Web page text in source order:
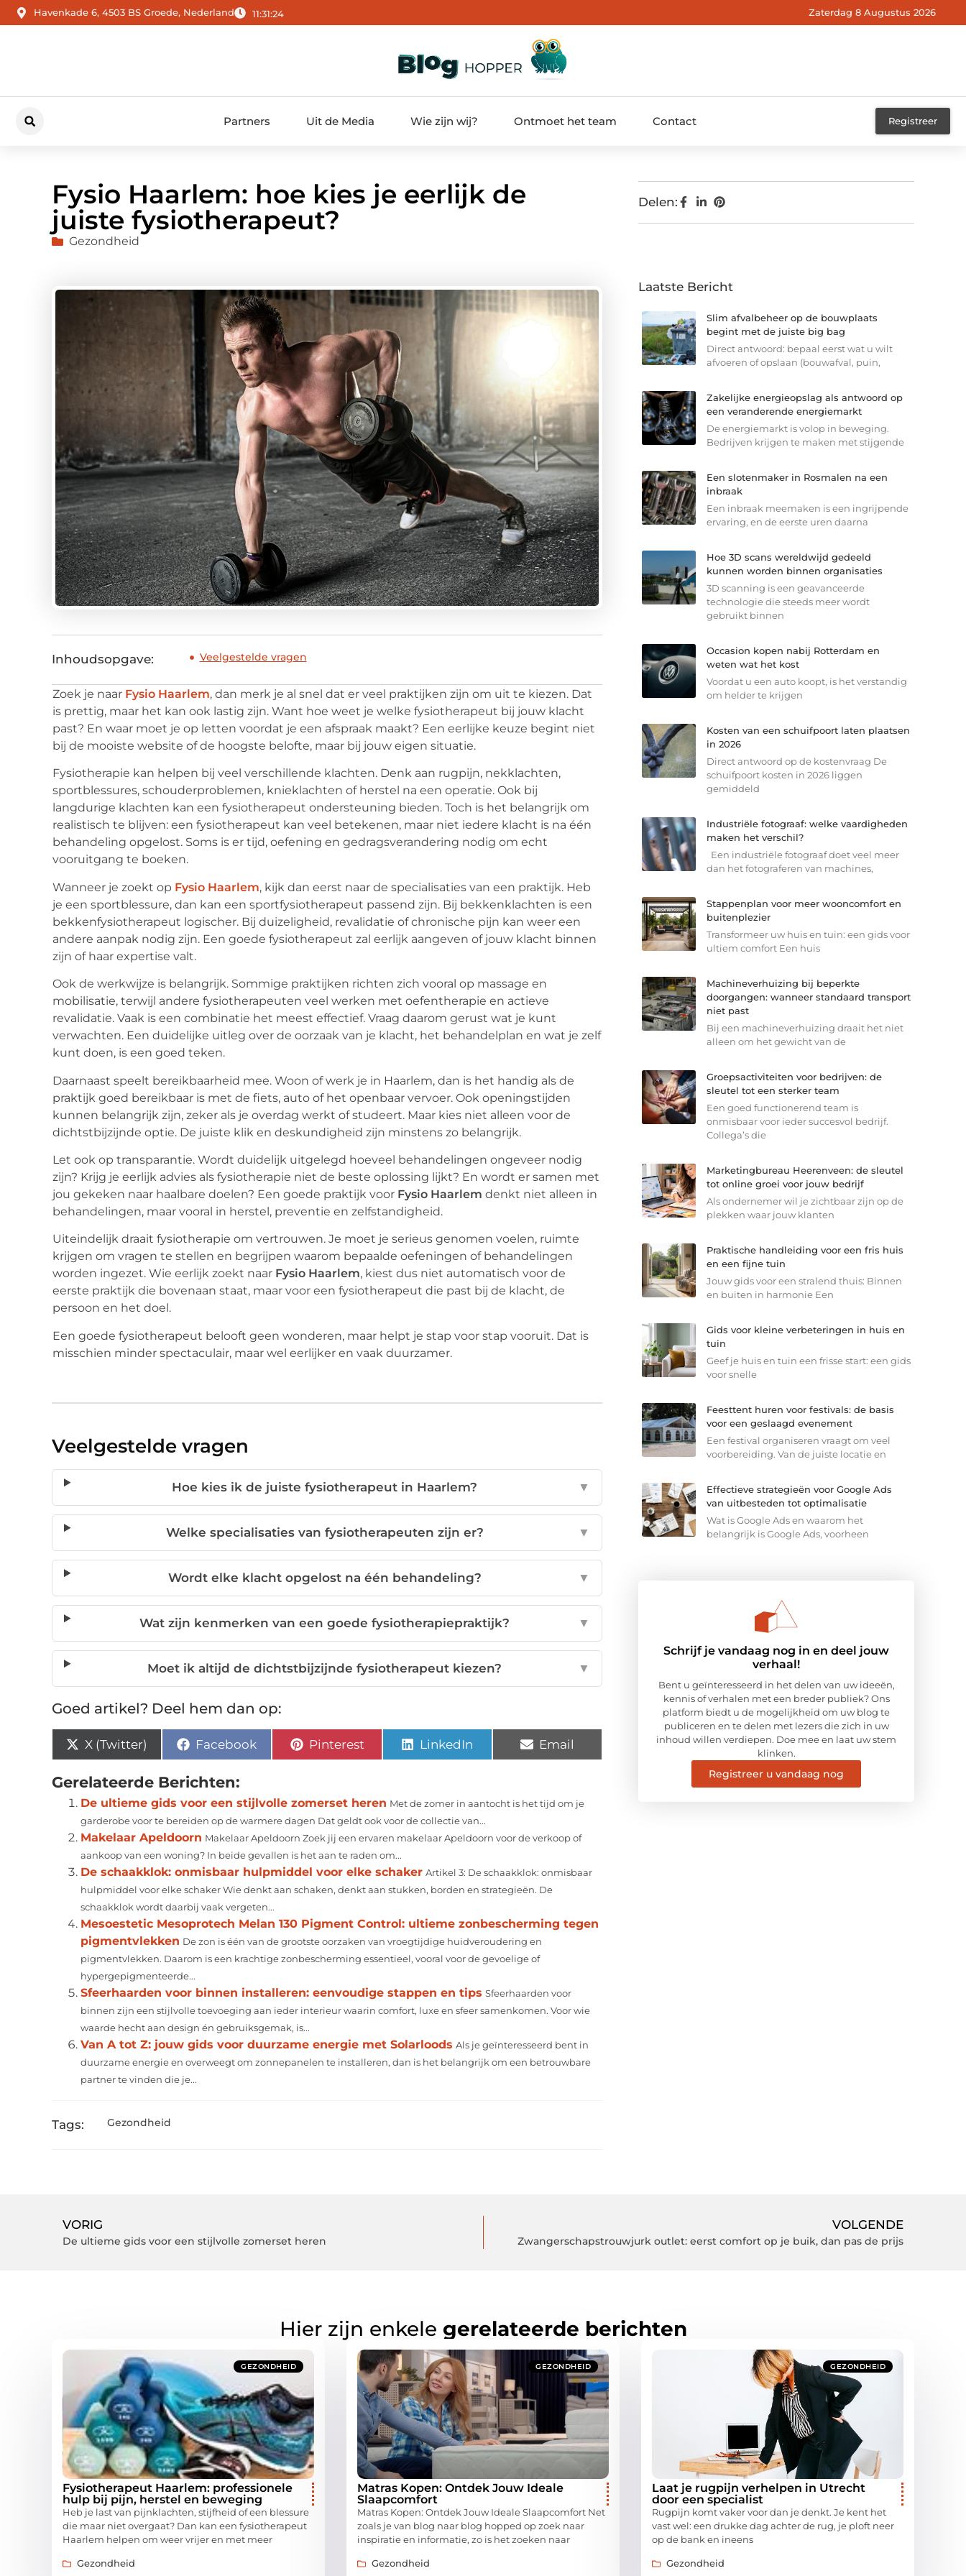
Havenkade 6, 4503 BS Groede, Nederland 11:31:25 Zaterdag 8 Augustus 2026
Partners Uit de Media Wie zijn wij? Ontmoet het team Contact Registreer
Fysio Haarlem: hoe kies je eerlijk de
juiste fysiotherapeut?
Gezondheid
Inhoudsopgave: Veelgestelde vragen
Zoek je naar Fysio Haarlem, dan merk je al snel dat er veel praktijken zijn om uit te kiezen. Dat
is prettig, maar het kan ook lastig zijn. Want hoe weet je welke fysiotherapeut bij jouw klacht
past? En waar moet je op letten voordat je een afspraak maakt? Een eerlijke keuze begint niet
bij de mooiste website of de hoogste belofte, maar bij jouw eigen situatie.
Fysiotherapie kan helpen bij veel verschillende klachten. Denk aan rugpijn, nekklachten,
sportblessures, schouderproblemen, knieklachten of herstel na een operatie. Ook bij
langdurige klachten kan een fysiotherapeut ondersteuning bieden. Toch is het belangrijk om
realistisch te blijven: een fysiotherapeut kan veel betekenen, maar niet iedere klacht is na één
behandeling opgelost. Soms is er tijd, oefening en gedragsverandering nodig om echt
vooruitgang te boeken.
Wanneer je zoekt op Fysio Haarlem, kijk dan eerst naar de specialisaties van een praktijk. Heb
je een sportblessure, dan kan een sportfysiotherapeut passend zijn. Bij bekkenklachten is een
bekkenfysiotherapeut logischer. Bij duizeligheid, revalidatie of chronische pijn kan weer een
andere aanpak nodig zijn. Een goede fysiotherapeut zal eerlijk aangeven of jouw klacht binnen
zijn of haar expertise valt.
Ook de werkwijze is belangrijk. Sommige praktijken richten zich vooral op massage en
mobilisatie, terwijl andere fysiotherapeuten veel werken met oefentherapie en actieve
revalidatie. Vaak is een combinatie het meest effectief. Vraag daarom gerust wat je kunt
verwachten. Een duidelijke uitleg over de oorzaak van je klacht, het behandelplan en wat je zelf
kunt doen, is een goed teken.
Daarnaast speelt bereikbaarheid mee. Woon of werk je in Haarlem, dan is het handig als de
praktijk goed bereikbaar is met de fiets, auto of het openbaar vervoer. Ook openingstijden
kunnen belangrijk zijn, zeker als je overdag werkt of studeert. Maar kies niet alleen voor de
dichtstbijzijnde optie. De juiste klik en deskundigheid zijn minstens zo belangrijk.
Let ook op transparantie. Wordt duidelijk uitgelegd hoeveel behandelingen ongeveer nodig
zijn? Krijg je eerlijk advies als fysiotherapie niet de beste oplossing lijkt? En wordt er samen met
jou gekeken naar haalbare doelen? Een goede praktijk voor Fysio Haarlem denkt niet alleen in
behandelingen, maar vooral in herstel, preventie en zelfstandigheid.
Uiteindelijk draait fysiotherapie om vertrouwen. Je moet je serieus genomen voelen, ruimte
krijgen om vragen te stellen en begrijpen waarom bepaalde oefeningen of behandelingen
worden ingezet. Wie eerlijk zoekt naar Fysio Haarlem, kiest dus niet automatisch voor de
eerste praktijk die bovenaan staat, maar voor een fysiotherapeut die past bij de klacht, de
persoon en het doel.
Een goede fysiotherapeut belooft geen wonderen, maar helpt je stap voor stap vooruit. Dat is
misschien minder spectaculair, maar wel eerlijker en vaak duurzamer.
Veelgestelde vragen
Hoe kies ik de juiste fysiotherapeut in Haarlem? ▼
Welke specialisaties van fysiotherapeuten zijn er? ▼
Wordt elke klacht opgelost na één behandeling? ▼
Wat zijn kenmerken van een goede fysiotherapiepraktijk? ▼
Moet ik altijd de dichtstbijzijnde fysiotherapeut kiezen? ▼
Goed artikel? Deel hem dan op:
X (Twitter) Facebook Pinterest LinkedIn Email
Gerelateerde Berichten:
De ultieme gids voor een stijlvolle zomerset heren Met de zomer in aantocht is het tijd om je
garderobe voor te bereiden op de warmere dagen Dat geldt ook voor de collectie van...
Makelaar Apeldoorn Makelaar Apeldoorn Zoek jij een ervaren makelaar Apeldoorn voor de verkoop of
aankoop van een woning? In beide gevallen is het aan te raden om...
De schaakklok: onmisbaar hulpmiddel voor elke schaker Artikel 3: De schaakklok: onmisbaar
hulpmiddel voor elke schaker Wie denkt aan schaken, denkt aan stukken, borden en strategieën. De
schaakklok wordt daarbij vaak vergeten...
Mesoestetic Mesoprotech Melan 130 Pigment Control: ultieme zonbescherming tegen
pigmentvlekken De zon is één van de grootste oorzaken van vroegtijdige huidveroudering en
pigmentvlekken. Daarom is een krachtige zonbescherming essentieel, vooral voor de gevoelige of
hypergepigmenteerde...
Sfeerhaarden voor binnen installeren: eenvoudige stappen en tips Sfeerhaarden voor
binnen zijn een stijlvolle toevoeging aan ieder interieur waarin comfort, luxe en sfeer samenkomen. Voor wie
waarde hecht aan design én gebruiksgemak, is...
Van A tot Z: jouw gids voor duurzame energie met Solarloods Als je geïnteresseerd bent in
duurzame energie en overweegt om zonnepanelen te installeren, dan is het belangrijk om een betrouwbare
partner te vinden die je...
Tags: Gezondheid
Delen:
Laatste Bericht
Slim afvalbeheer op de bouwplaats
begint met de juiste big bag
Direct antwoord: bepaal eerst wat u wilt
afvoeren of opslaan (bouwafval, puin,
Zakelijke energieopslag als antwoord op
een veranderende energiemarkt
De energiemarkt is volop in beweging.
Bedrijven krijgen te maken met stijgende
Een slotenmaker in Rosmalen na een
inbraak
Een inbraak meemaken is een ingrijpende
ervaring, en de eerste uren daarna
Hoe 3D scans wereldwijd gedeeld
kunnen worden binnen organisaties
3D scanning is een geavanceerde
technologie die steeds meer wordt
gebruikt binnen
Occasion kopen nabij Rotterdam en
weten wat het kost
Voordat u een auto koopt, is het verstandig
om helder te krijgen
Kosten van een schuifpoort laten plaatsen
in 2026
Direct antwoord op de kostenvraag De
schuifpoort kosten in 2026 liggen
gemiddeld
Industriële fotograaf: welke vaardigheden
maken het verschil?
Een industriële fotograaf doet veel meer
dan het fotograferen van machines,
Stappenplan voor meer wooncomfort en
buitenplezier
Transformeer uw huis en tuin: een gids voor
ultiem comfort Een huis
Machineverhuizing bij beperkte
doorgangen: wanneer standaard transport
niet past
Bij een machineverhuizing draait het niet
alleen om het gewicht van de
Groepsactiviteiten voor bedrijven: de
sleutel tot een sterker team
Een goed functionerend team is
onmisbaar voor ieder succesvol bedrijf.
Collega’s die
Marketingbureau Heerenveen: de sleutel
tot online groei voor jouw bedrijf
Als ondernemer wil je zichtbaar zijn op de
plekken waar jouw klanten
Praktische handleiding voor een fris huis
en een fijne tuin
Jouw gids voor een stralend thuis: Binnen
en buiten in harmonie Een
Gids voor kleine verbeteringen in huis en
tuin
Geef je huis en tuin een frisse start: een gids
voor snelle
Feesttent huren voor festivals: de basis
voor een geslaagd evenement
Een festival organiseren vraagt om veel
voorbereiding. Van de juiste locatie en
Effectieve strategieën voor Google Ads
van uitbesteden tot optimalisatie
Wat is Google Ads en waarom het
belangrijk is Google Ads, voorheen
Schrijf je vandaag nog in en deel jouw
verhaal!
Bent u geïnteresseerd in het delen van uw ideeën,
kennis of verhalen met een breder publiek? Ons
platform biedt u de mogelijkheid om uw blog te
publiceren en te delen met lezers die zich in uw
inhoud willen verdiepen. Doe mee en laat uw stem
klinken.
Registreer u vandaag nog
VORIG
De ultieme gids voor een stijlvolle zomerset heren
VOLGENDE
Zwangerschapstrouwjurk outlet: eerst comfort op je buik, dan pas de prijs
Hier zijn enkele gerelateerde berichten
GEZONDHEID
Fysiotherapeut Haarlem: professionele
hulp bij pijn, herstel en beweging
Heb je last van pijnklachten, stijfheid of een blessure
die maar niet overgaat? Dan kan een fysiotherapeut
Haarlem helpen om weer vrijer en met meer
Gezondheid
GEZONDHEID
Matras Kopen: Ontdek Jouw Ideale
Slaapcomfort
Matras Kopen: Ontdek Jouw Ideale Slaapcomfort Net
zoals je van blog naar blog hopped op zoek naar
inspiratie en informatie, zo is het zoeken naar
Gezondheid
GEZONDHEID
Laat je rugpijn verhelpen in Utrecht
door een specialist
Rugpijn komt vaker voor dan je denkt. Je kent het
vast wel: een drukke dag achter de rug, je ploft neer
op de bank en ineens
Gezondheid